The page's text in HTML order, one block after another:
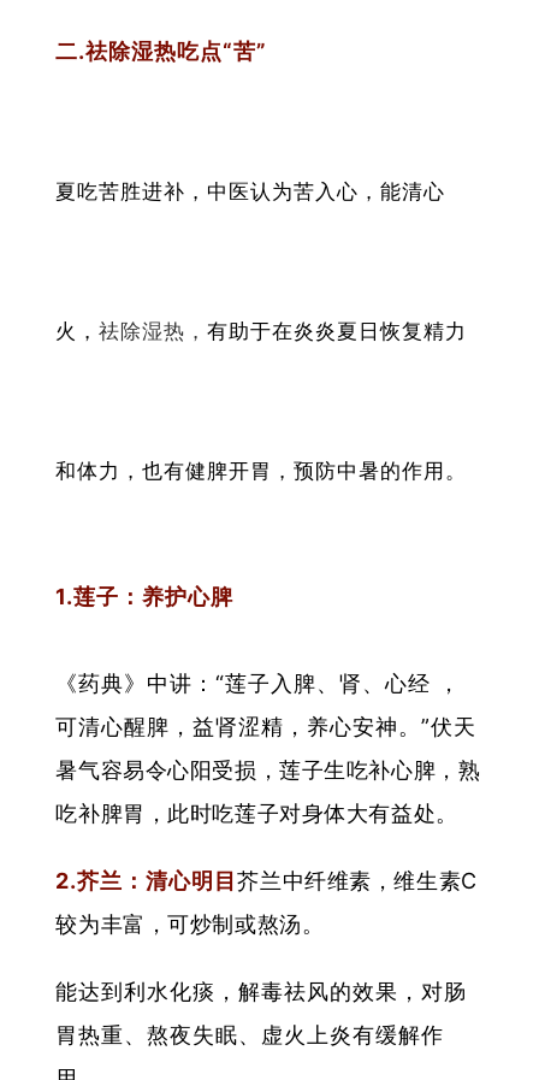
二.祛除湿热吃点“苦”
夏吃苦胜进补，中医认为苦入心，能清心
火，祛除湿热，有助于在炎炎夏日恢复精力
和体力，也有健脾开胃，预防中暑的作用。
1.莲子：养护心脾
《药典》中讲：“莲子入脾、肾、心经 ，
可清心醒脾，益肾涩精，养心安神。”伏天
暑气容易令心阳受损，莲子生吃补心脾，熟
吃补脾胃，此时吃莲子对身体大有益处。
2.芥兰：清心明目芥兰中纤维素，维生素C
较为丰富，可炒制或熬汤。
能达到利水化痰，解毒祛风的效果，对肠
胃热重、熬夜失眠、虚火上炎有缓解作